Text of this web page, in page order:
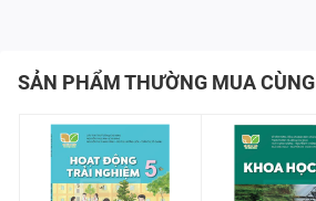
SẢN PHẨM THƯỜNG MUA CÙNG